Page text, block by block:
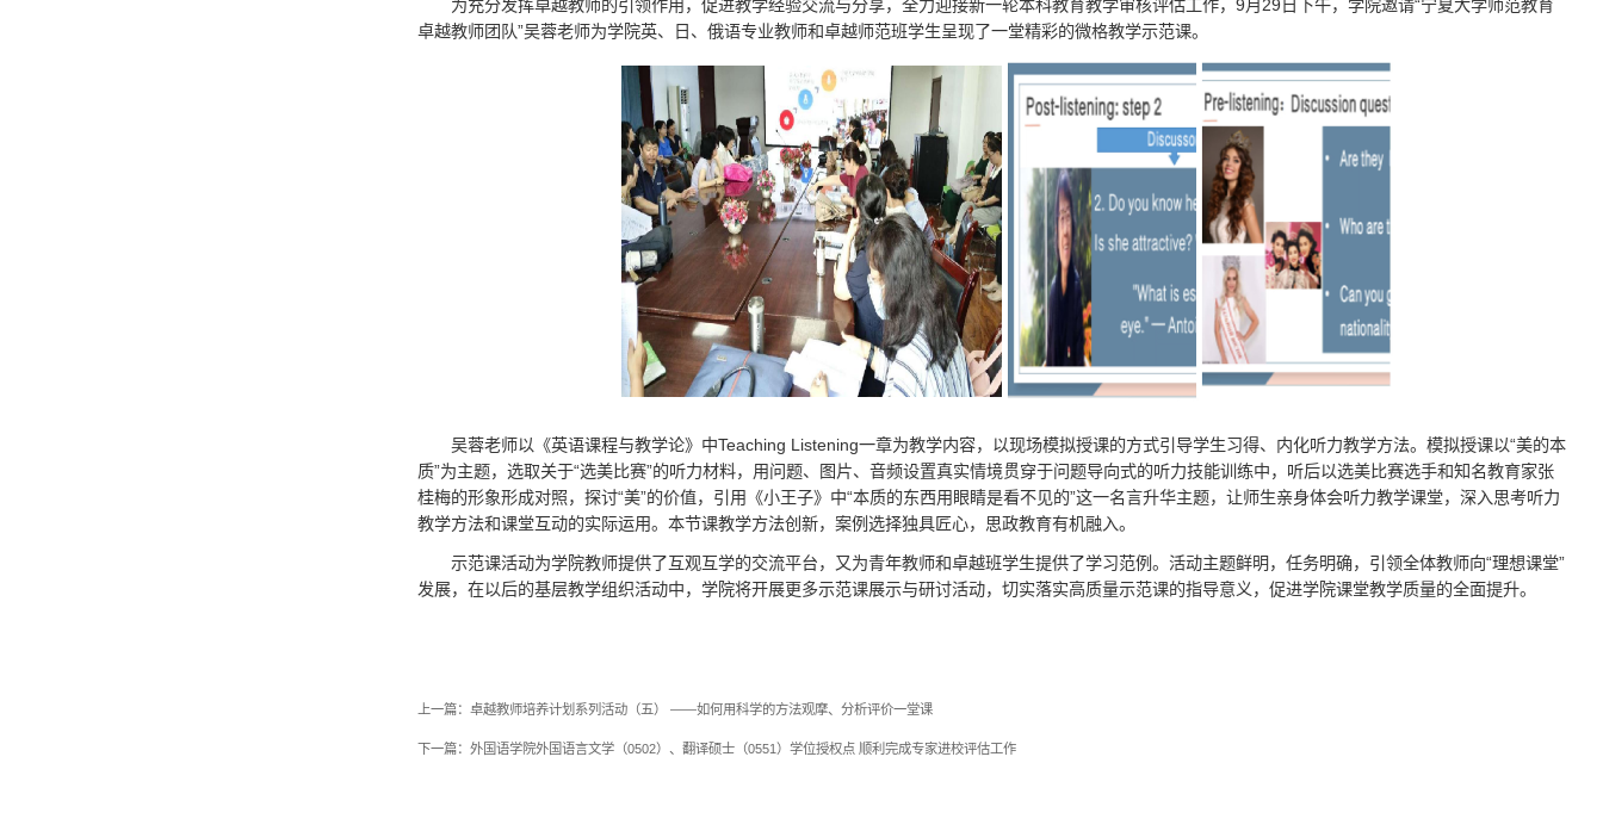
为充分发挥卓越教师的引领作用，促进教学经验交流与分享，全力迎接新一轮本科教育教学审核评估工作，9月29日下午，学院邀请“宁夏大学师范教育
卓越教师团队”吴蓉老师为学院英、日、俄语专业教师和卓越师范班学生呈现了一堂精彩的微格教学示范课。
吴蓉老师以《英语课程与教学论》中Teaching Listening一章为教学内容，以现场模拟授课的方式引导学生习得、内化听力教学方法。模拟授课以“美的本
质”为主题，选取关于“选美比赛”的听力材料，用问题、图片、音频设置真实情境贯穿于问题导向式的听力技能训练中，听后以选美比赛选手和知名教育家张
桂梅的形象形成对照，探讨“美”的价值，引用《小王子》中“本质的东西用眼睛是看不见的”这一名言升华主题，让师生亲身体会听力教学课堂，深入思考听力
教学方法和课堂互动的实际运用。本节课教学方法创新，案例选择独具匠心，思政教育有机融入。
示范课活动为学院教师提供了互观互学的交流平台，又为青年教师和卓越班学生提供了学习范例。活动主题鲜明，任务明确，引领全体教师向“理想课堂”
发展，在以后的基层教学组织活动中，学院将开展更多示范课展示与研讨活动，切实落实高质量示范课的指导意义，促进学院课堂教学质量的全面提升。
上一篇： 卓越教师培养计划系列活动（五） ——如何用科学的方法观摩、分析评价一堂课
下一篇： 外国语学院外国语言文学（0502）、翻译硕士（0551）学位授权点 顺利完成专家进校评估工作